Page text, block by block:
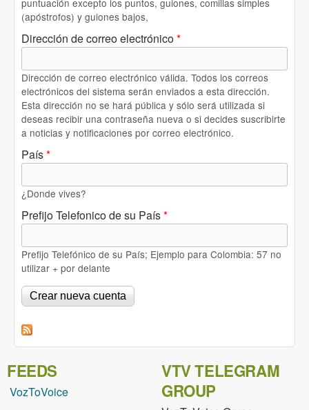
puntuación excepto los puntos, guiones, comillas simples
(apóstrofos) y guiones bajos,
Dirección de correo electrónico*
Dirección de correo electrónico válida. Todos los correos
electrónicos del sistema serán enviados a esta dirección.
Esta dirección no se hará pública y sólo será utilizada si
deseas recibir una contraseña nueva o si decides suscribirte
a noticias y notificaciones por correo electrónico.
País*
¿Donde vives?
Prefijo Telefonico de su País*
Prefijo Telefónico de su País; Ejemplo para Colombia: 57 no
utilizar + por delante
FEEDS
VozToVoice
VTV TELEGRAM
GROUP